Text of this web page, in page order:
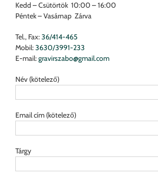
Kedd – Csütörtök 10:00 – 16:00
Péntek – Vasárnap Zárva
Tel., Fax:36/414-465
Mobil:3630/3991-233
E-mail:gravirszabo@gmail.com
Név (kötelező)
Email cím (kötelező)
Tárgy